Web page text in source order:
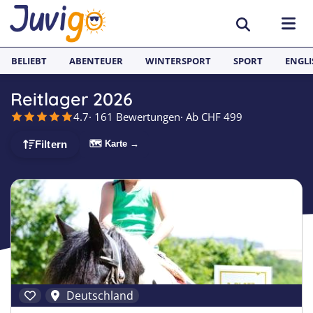
AKTIVITÄTEN
Sportcamps
Surfcamps
Outdoorcamps
Fussballcamps
Segelcamps
Tenniscamps
REISEZIELE
Basel
Bern
Freiburg
Graubünden
Luzern
SPRACHFERIEN
Sprachreisen
Englisch Sprachferien England
Sprachferien Frankreich
Sprachferien Spanien
JUGENDREISEN
Spanien
Italien
Deutschland
BELIEBT ABENTEUER WINTERSPORT SPORT
Reitlager 2026
4.7· 161 Bewertungen· Ab CHF 499
Filtern 🗺 Karte →
Deutschland